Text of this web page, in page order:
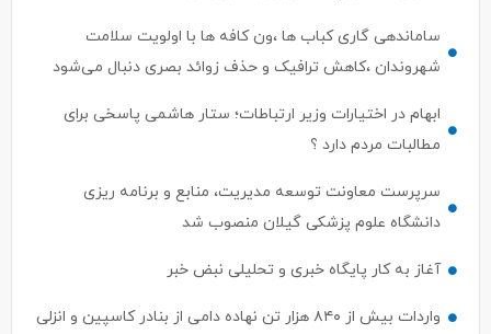
ساماندهی گاری کباب ها ،ون کافه ها با اولویت سلامت
شهروندان ،کاهش ترافیک و حذف زوائد بصری دنبال می‌شود
ابهام در اختیارات وزیر ارتباطات؛ ستار هاشمی پاسخی برای
مطالبات مردم دارد ؟
سرپرست معاونت توسعه مدیریت، منابع و برنامه ریزی
دانشگاه علوم پزشکی گیلان منصوب شد
آغاز به کار پایگاه خبری و تحلیلی نبض خبر
واردات بیش از ۸۴۰ هزار تن نهاده دامی از بنادر كاسپین و انزلی